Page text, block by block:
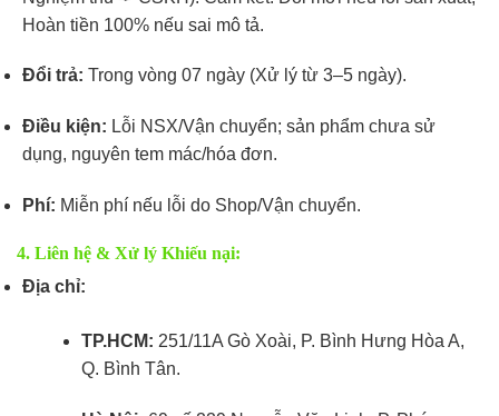
Hoàn tiền 100% nếu sai mô tả.
Đổi trả: Trong vòng 07 ngày (Xử lý từ 3–5 ngày).
Điều kiện: Lỗi NSX/Vận chuyển; sản phẩm chưa sử
dụng, nguyên tem mác/hóa đơn.
Phí: Miễn phí nếu lỗi do Shop/Vận chuyển.
4. Liên hệ & Xử lý Khiếu nại:
Địa chỉ:
TP.HCM: 251/11A Gò Xoài, P. Bình Hưng Hòa A,
Q. Bình Tân.